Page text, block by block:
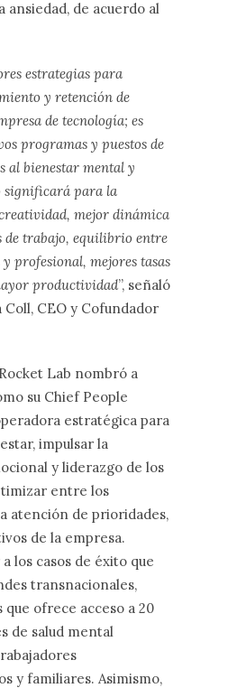
ansiedad, de acuerdo al
estrategias para
y retención de
de tecnología; es
programas y puestos de
al bienestar mental y
significará para la
mejor dinámica
de trabajo, equilibrio entre
profesional, mejores tasas
productividad”, señaló
Coll, CEO y Cofundador
Lab nombró a
su Chief People
estratégica para
impulsar la
y liderazgo de los
entre los
atención de prioridades,
de la empresa.
los casos de éxito que
transnacionales,
que ofrece acceso a 20
de salud mental
y familiares. Asimismo,